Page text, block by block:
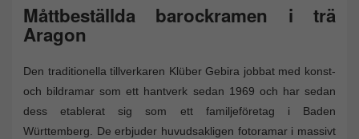
Måttbeställda barockramen i trä
Aragon
Den traditionella tillverkaren Klüber Gebira jobbat med konst-
och bildramar som ett hantverk sedan 1969 och har sedan
dess etablerat sig som ett familjeföretag i Baden
Württemberg. De erbjuder huvudsakligen fotoramar i massivt